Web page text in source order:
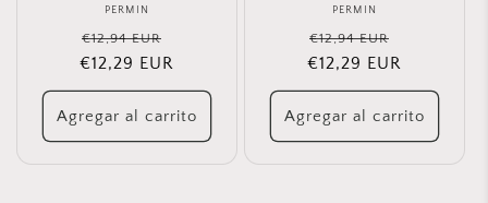
Proveedor:
PERMIN
Precio
habitual
€12,94 EUR
de
oferta
€12,29 EUR
Agregar al carrito
Proveedor:
PERMIN
Precio
habitual
€12,94 EUR
de
oferta
€12,29 EUR
Agregar al carrito